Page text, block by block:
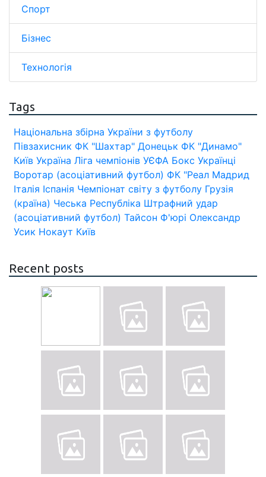
Спорт
Бізнес
Технологія
Tags
Національна збірна України з футболу
Півзахисник ФК "Шахтар" Донецьк ФК "Динамо"
Київ Україна Ліга чемпіонів УЄФА Бокс Українці
Воротар (асоціативний футбол) ФК "Реал Мадрид
Італія Іспанія Чемпіонат світу з футболу Грузія
(країна) Чеська Республіка Штрафний удар
(асоціативний футбол) Тайсон Ф'юрі Олександр
Усик Нокаут Київ
Recent posts